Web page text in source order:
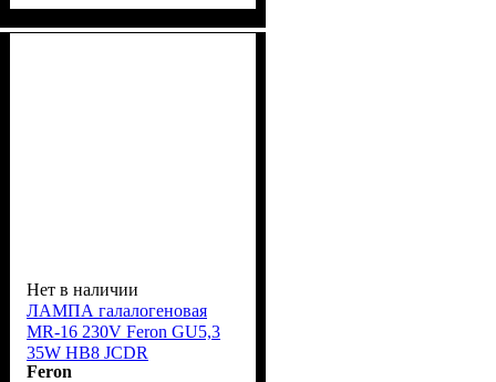
Нет в наличии
ЛАМПА галалогеновая
MR-16 230V Feron GU5,3
35W HB8 JCDR
Feron